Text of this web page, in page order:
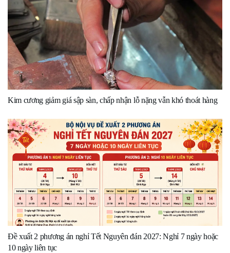
Kim cương giảm giá sập sàn, chấp nhận lỗ nặng vẫn khó thoát hàng
Đề xuất 2 phương án nghỉ Tết Nguyên đán 2027: Nghỉ 7 ngày hoặc
10 ngày liên tục